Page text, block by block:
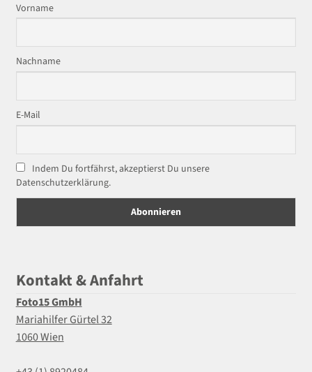
Vorname
Nachname
E-Mail
Indem Du fortfährst, akzeptierst Du unsere
Datenschutzerklärung.
Kontakt & Anfahrt
Foto15 GmbH
Mariahilfer Gürtel 32
1060 Wien